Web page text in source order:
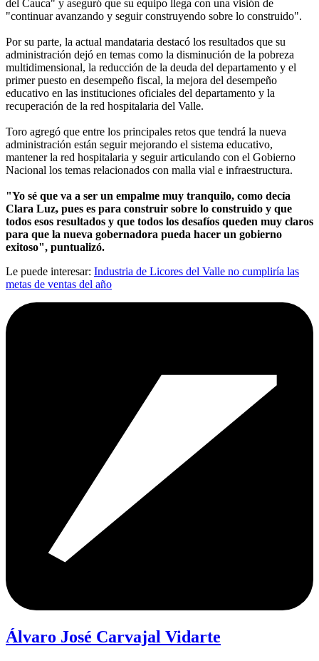
del Cauca" y aseguró que su equipo llega con una visión de
"continuar avanzando y seguir construyendo sobre lo construido".
Por su parte, la actual mandataria destacó los resultados que su
administración dejó en temas como la disminución de la pobreza
multidimensional, la reducción de la deuda del departamento y el
primer puesto en desempeño fiscal, la mejora del desempeño
educativo en las instituciones oficiales del departamento y la
recuperación de la red hospitalaria del Valle.
Toro agregó que entre los principales retos que tendrá la nueva
administración están seguir mejorando el sistema educativo,
mantener la red hospitalaria y seguir articulando con el Gobierno
Nacional los temas relacionados con malla vial e infraestructura.
"Yo sé que va a ser un empalme muy tranquilo, como decía
Clara Luz, pues es para construir sobre lo construido y que
todos esos resultados y que todos los desafíos queden muy claros
para que la nueva gobernadora pueda hacer un gobierno
exitoso", puntualizó.
Le puede interesar: Industria de Licores del Valle no cumpliría las
metas de ventas del año
Álvaro José Carvajal Vidarte